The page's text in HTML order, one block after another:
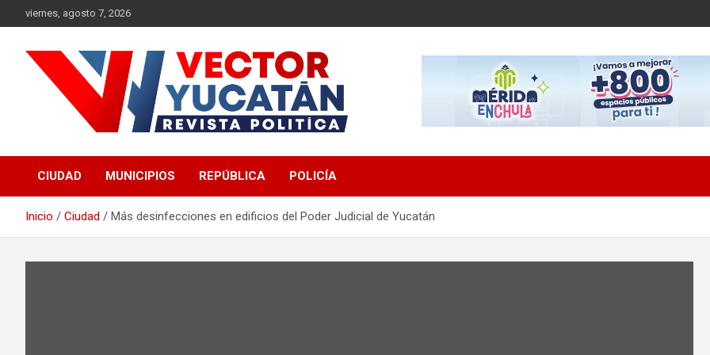
al
viernes, agosto 7, 2026
Vector Yucatán
CIUDAD MUNICIPIOS REPÚBLICA POLICÍA
Inicio Ciudad Más desinfecciones en edificios del Poder Judicial de Yucatán